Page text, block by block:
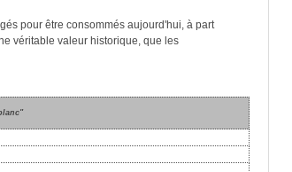
pour être consommés aujourd'hui, à part
véritable valeur historique, que les